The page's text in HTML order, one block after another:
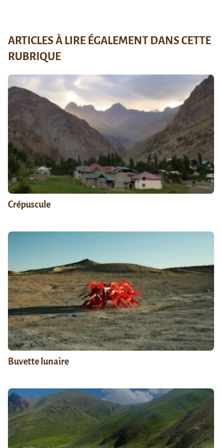
ARTICLES À LIRE ÉGALEMENT DANS CETTE
RUBRIQUE
Crépuscule
Buvette lunaire